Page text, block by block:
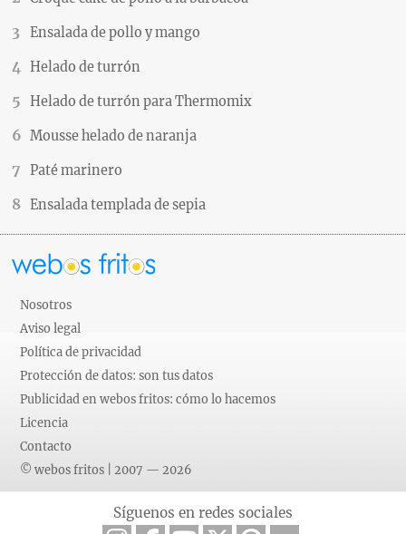
Ensalada de pollo y mango
Helado de turrón
Helado de turrón para Thermomix
Mousse helado de naranja
Paté marinero
Ensalada templada de sepia
Nosotros
Aviso legal
Política de privacidad
Protección de datos: son tus datos
Publicidad en webos fritos: cómo lo hacemos
Licencia
Contacto
© webos fritos | 2007 — 2026
Síguenos en redes sociales